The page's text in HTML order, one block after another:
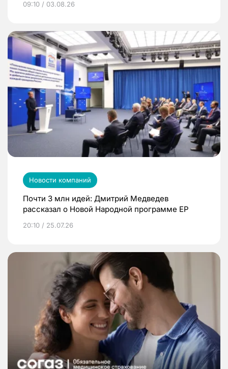
09:10 / 03.08.26
Новости компаний
Почти 3 млн идей: Дмитрий Медведев
рассказал о Новой Народной программе ЕР
20:10 / 25.07.26